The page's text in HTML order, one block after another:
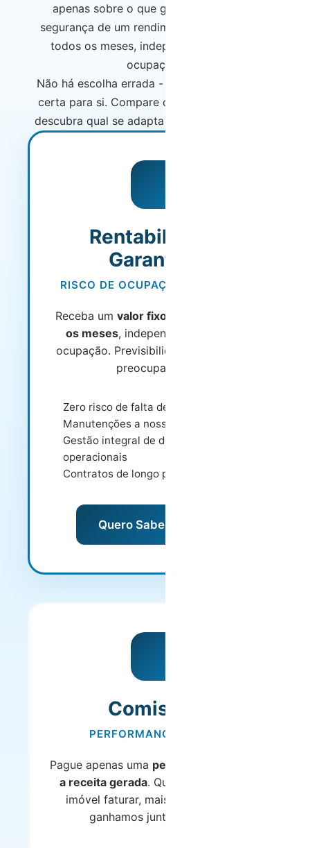
apenas sobre o que gera? Ou prefere a
segurança de um rendimento fixo garantido
todos os meses, independentemente da
ocupação?
Não há escolha errada - há apenas a escolha
certa para si. Compare os modelos abaixo e
descubra qual se adapta melhor ao seu perfil.
Rentabilidade
Garantida
RISCO DE OCUPAÇÃO ASSUMIDO
Receba um valor fixo garantido todos
os meses, independentemente da
ocupação. Previsibilidade total e zero
preocupações.
Zero risco de falta de ocupação
Manutenções a nosso cargo
Gestão integral de despesas
operacionais
Contratos de longo prazo
Quero Saber Mais
Comissão
PERFORMANCE-BASED
Pague apenas uma percentagem sobre
a receita gerada. Quanto mais o seu
imóvel faturar, mais ganha - e nós
ganhamos junto consigo.